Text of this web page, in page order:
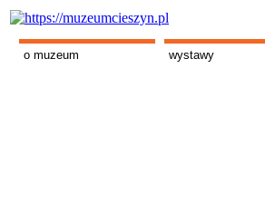
o muzeum wystawy